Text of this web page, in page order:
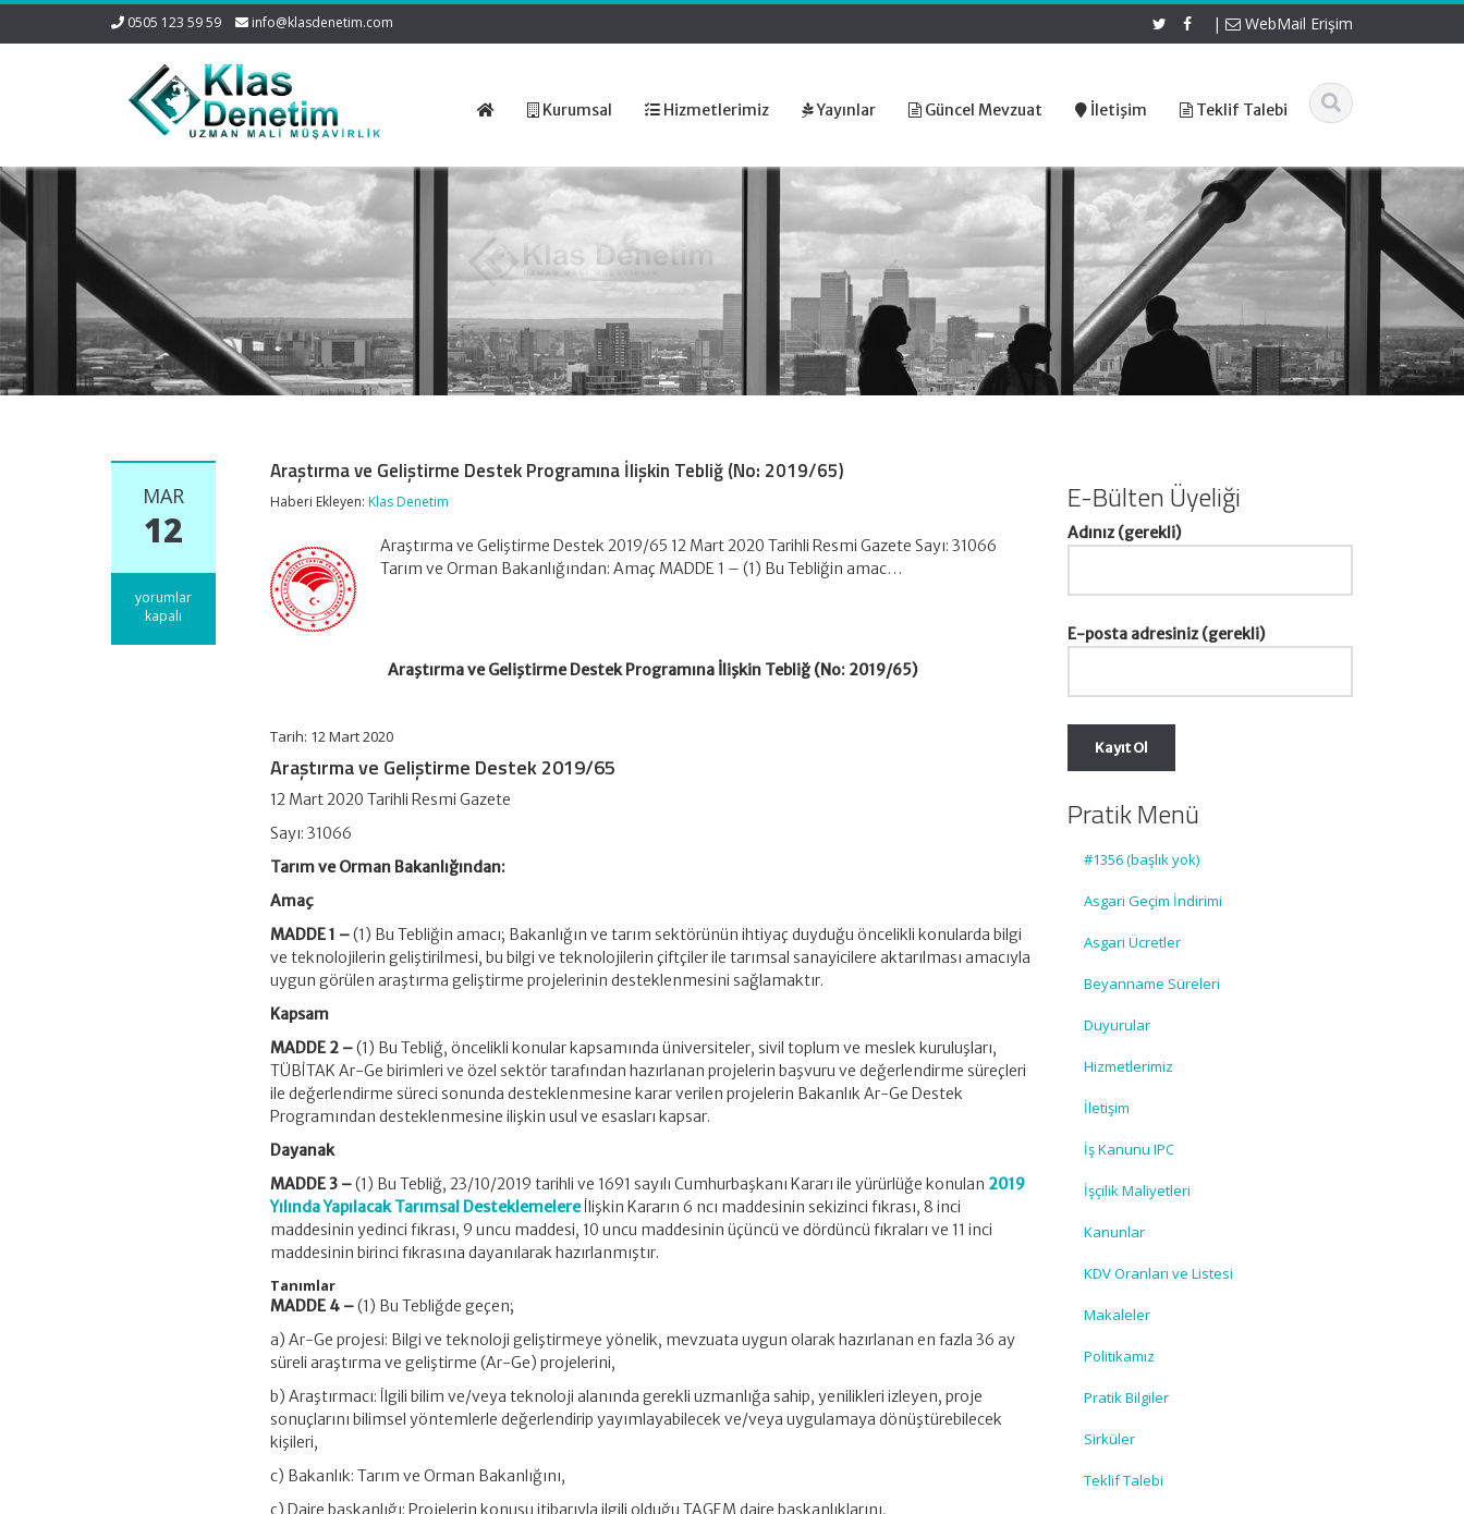
0505 123 59 59 info@klasdenetim.com | WebMail Erişim
Kurumsal Hizmetlerimiz Yayınlar Güncel Mevzuat İletişim Teklif Talebi
MAR
12
Araştırma
ve
yorumlar
kapalı
Araştırma ve Geliştirme Destek Programına İlişkin Tebliğ (No: 2019/65)
Haberi Ekleyen:Klas Denetim
Araştırma ve Geliştirme Destek 2019/65 12 Mart 2020 Tarihli Resmi Gazete Sayı: 31066
Tarım ve Orman Bakanlığından: Amaç MADDE 1 – (1) Bu Tebliğin amac…
Araştırma ve Geliştirme Destek Programına İlişkin Tebliğ (No: 2019/65)
Tarih: 12 Mart 2020
Araştırma ve Geliştirme Destek 2019/65
12 Mart 2020 Tarihli Resmi Gazete
Sayı: 31066
Tarım ve Orman Bakanlığından:
Amaç
MADDE 1 –(1) Bu Tebliğin amacı; Bakanlığın ve tarım sektörünün ihtiyaç duyduğu öncelikli konularda bilgi
ve teknolojilerin geliştirilmesi, bu bilgi ve teknolojilerin çiftçiler ile tarımsal sanayicilere aktarılması amacıyla
uygun görülen araştırma geliştirme projelerinin desteklenmesini sağlamaktır.
Kapsam
MADDE 2 –(1) Bu Tebliğ, öncelikli konular kapsamında üniversiteler, sivil toplum ve meslek kuruluşları,
TÜBİTAK Ar-Ge birimleri ve özel sektör tarafından hazırlanan projelerin başvuru ve değerlendirme süreçleri
ile değerlendirme süreci sonunda desteklenmesine karar verilen projelerin Bakanlık Ar-Ge Destek
Programından desteklenmesine ilişkin usul ve esasları kapsar.
Dayanak
MADDE 3 –(1) Bu Tebliğ, 23/10/2019 tarihli ve 1691 sayılı Cumhurbaşkanı Kararı ile yürürlüğe konulan 2019
Yılında Yapılacak Tarımsal Desteklemelereİlişkin Kararın 6 ncı maddesinin sekizinci fıkrası, 8 inci
maddesinin yedinci fıkrası, 9 uncu maddesi, 10 uncu maddesinin üçüncü ve dördüncü fıkraları ve 11 inci
maddesinin birinci fıkrasına dayanılarak hazırlanmıştır.
Tanımlar
MADDE 4 –(1) Bu Tebliğde geçen;
a) Ar-Ge projesi: Bilgi ve teknoloji geliştirmeye yönelik, mevzuata uygun olarak hazırlanan en fazla 36 ay
süreli araştırma ve geliştirme (Ar-Ge) projelerini,
b) Araştırmacı: İlgili bilim ve/veya teknoloji alanında gerekli uzmanlığa sahip, yenilikleri izleyen, proje
sonuçlarını bilimsel yöntemlerle değerlendirip yayımlayabilecek ve/veya uygulamaya dönüştürebilecek
kişileri,
c) Bakanlık: Tarım ve Orman Bakanlığını,
ç) Daire başkanlığı: Projelerin konusu itibarıyla ilgili olduğu TAGEM daire başkanlıklarını,
E-Bülten Üyeliği
Adınız (gerekli)
E-posta adresiniz (gerekli)
Pratik Menü
#1356 (başlık yok)
Asgari Geçim İndirimi
Asgari Ücretler
Beyanname Süreleri
Duyurular
Hizmetlerimiz
İletişim
İş Kanunu IPC
İşçilik Maliyetleri
Kanunlar
KDV Oranları ve Listesi
Makaleler
Politikamız
Pratik Bilgiler
Sirküler
Teklif Talebi